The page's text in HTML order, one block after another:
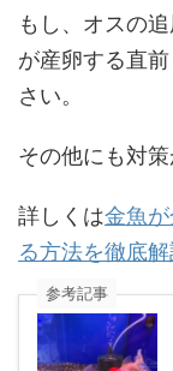
もし、オスの
が産卵する直
さい。
その他にも対策
詳しくは金魚
る方法を徹底
参考記事